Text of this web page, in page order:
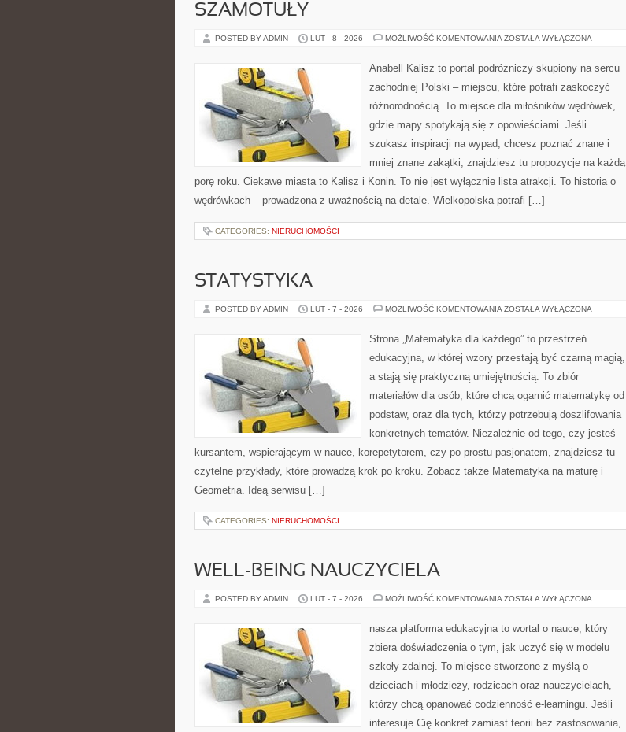
SZAMOTUŁY
POSTED BY ADMIN LUT - 8 - 2026 MOŻLIWOŚĆ KOMENTOWANIA SZAMOTUŁY
ZOSTAŁA WYŁĄCZONA
Anabell Kalisz to portal podróżniczy skupiony na sercu
zachodniej Polski – miejscu, które potrafi zaskoczyć
różnorodnością. To miejsce dla miłośników wędrówek,
gdzie mapy spotykają się z opowieściami. Jeśli
szukasz inspiracji na wypad, chcesz poznać znane i
mniej znane zakątki, znajdziesz tu propozycje na każdą
porę roku. Ciekawe miasta to Kalisz i Konin. To nie jest wyłącznie lista atrakcji. To historia o
wędrówkach – prowadzona z uważnością na detale. Wielkopolska potrafi […]
CATEGORIES: NIERUCHOMOŚCI
STATYSTYKA
POSTED BY ADMIN LUT - 7 - 2026 MOŻLIWOŚĆ KOMENTOWANIA STATYSTYKA
ZOSTAŁA WYŁĄCZONA
Strona „Matematyka dla każdego” to przestrzeń
edukacyjna, w której wzory przestają być czarną magią,
a stają się praktyczną umiejętnością. To zbiór
materiałów dla osób, które chcą ogarnić matematykę od
podstaw, oraz dla tych, którzy potrzebują doszlifowania
konkretnych tematów. Niezależnie od tego, czy jesteś
kursantem, wspierającym w nauce, korepetytorem, czy po prostu pasjonatem, znajdziesz tu
czytelne przykłady, które prowadzą krok po kroku. Zobacz także Matematyka na maturę i
Geometria. Ideą serwisu […]
CATEGORIES: NIERUCHOMOŚCI
WELL-BEING NAUCZYCIELA
POSTED BY ADMIN LUT - 7 - 2026 MOŻLIWOŚĆ KOMENTOWANIA WELL-
ZOSTAŁA WYŁĄCZONA
nasza platforma edukacyjna to wortal o nauce, który
zbiera doświadczenia o tym, jak uczyć się w modelu
szkoły zdalnej. To miejsce stworzone z myślą o
dzieciach i młodzieży, rodzicach oraz nauczycielach,
którzy chcą opanować codzienność e-learningu. Jeśli
interesuje Cię konkret zamiast teorii bez zastosowania,